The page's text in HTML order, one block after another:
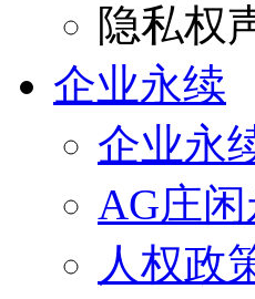
隐私权
企业永续
企业永
AG庄
人权政